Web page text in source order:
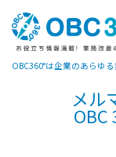
メル
OBC